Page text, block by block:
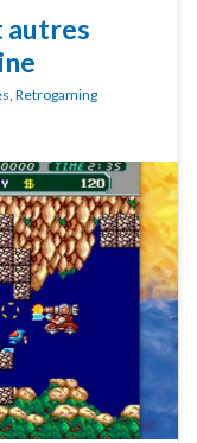
autres
Retrogaming